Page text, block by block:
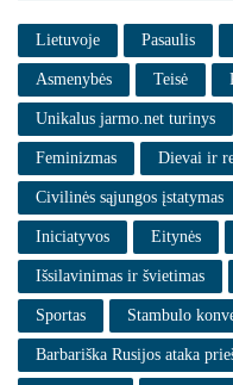
Lietuvoje Pasaulis
Asmenybės Teisė
Unikalus jarmo.net turinys
Feminizmas Dievai ir
Civilinės sąjungos įstatymas
Iniciatyvos Eitynės
Išsilavinimas ir švietimas
Sportas Stambulo
Barbariška Rusijos ataka